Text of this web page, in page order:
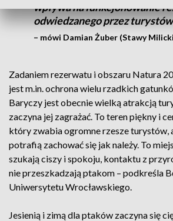
wpływa na funkcjonowanie
odwiedzanego przez turystów
– mówi Damian Żuber (Stawy
Zadaniem rezerwatu i obszaru Natura
jest m.in. ochrona wielu rzadkich
Baryczy jest obecnie wielką atrakcją
zaczyna jej zagrażać. To teren piękny i
który zwabia ogromne rzesze turystów,
potrafią zachować się jak należy. To
szukają ciszy i spokoju, kontaktu z
nie przeszkadzają ptakom – podkreśla
Uniwersytetu Wrocławskiego.
Jesienią i zimą dla ptaków zaczyna się